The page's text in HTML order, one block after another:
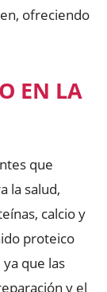
ofreciendo
EN LA
que
la salud,
calcio y
proteico
que las
y el